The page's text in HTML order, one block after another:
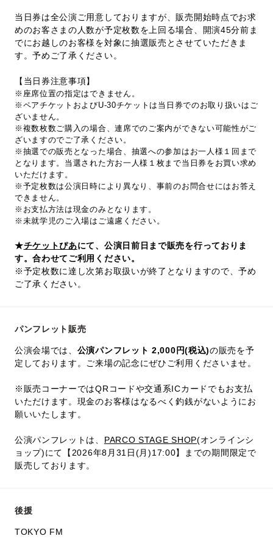
当日券は全公演ご用意しておりますが、販売開始時点でお求
めのお客さまの人数が予定枚数を上回る場合、開演45分前ま
でにお越しのお客様を対象に抽選販売とさせていただきま
す。予めご了承ください。
【当日券注意事項】
※座席位置の指定はできません。
※ペアチケットおよびU-30チケットは当日券でのお取り扱いはご
ざいません。
※複数枚数ご購入の場合、連席でのご案内ができない可能性がご
ざいますのでご了承ください。
※抽選での販売となった場合、抽選への参加はお一人様１回まで
となります。当選された方お一人様１枚まで当日券をお買い求め
いただけます。
※予定枚数は公演日時により異なり、事前のお問合せにはお答え
できません。
※お支払方法は現金のみとなります。
※未就学児のご入場はご遠慮ください。
★チケットぴあにて、公演日前日まで販売を行っておりま
す。合わせてご利用ください。
※予定枚数に達し次第お取扱いが終了となりますので、予め
ご了承ください。
パンフレット販売
公演会場では、 公演パンフレット 2,000円(税込)の販売を予
定しております。ご来場の記念にぜひご利用くださいませ。
※販売コーナーではQRコードや交通系ICカードでもお支払
いただけます。現金のお客様はなるべく釣銭がないようにお
願いいたします。
公演パンフレットは、 PARCO STAGE SHOP(オンラインシ
ョップ)にて【2026年8月31日(月)17:00】までの期間限定で
販売しております。
後援
TOKYO FM